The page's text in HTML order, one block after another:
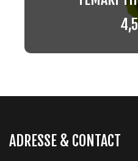
ADRESSE & CONTACT